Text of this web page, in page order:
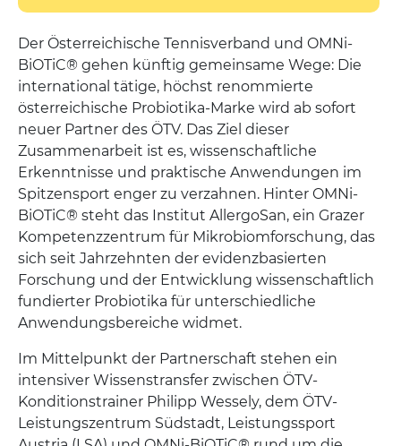
Der Österreichische Tennisverband und OMNi-
BiOTiC® gehen künftig gemeinsame Wege: Die
international tätige, höchst renommierte
österreichische Probiotika-Marke wird ab sofort
neuer Partner des ÖTV. Das Ziel dieser
Zusammenarbeit ist es, wissenschaftliche
Erkenntnisse und praktische Anwendungen im
Spitzensport enger zu verzahnen. Hinter OMNi-
BiOTiC® steht das Institut AllergoSan, ein Grazer
Kompetenzzentrum für Mikrobiomforschung, das
sich seit Jahrzehnten der evidenzbasierten
Forschung und der Entwicklung wissenschaftlich
fundierter Probiotika für unterschiedliche
Anwendungsbereiche widmet.
Im Mittelpunkt der Partnerschaft stehen ein
intensiver Wissenstransfer zwischen ÖTV-
Konditionstrainer Philipp Wessely, dem ÖTV-
Leistungszentrum Südstadt, Leistungssport